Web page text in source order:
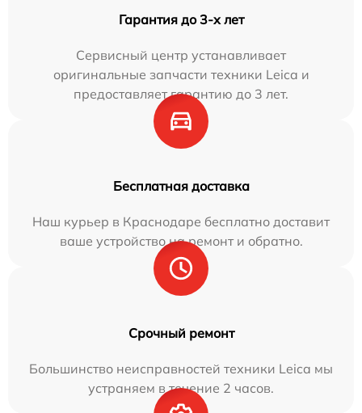
Гарантия до 3-х лет
Сервисный центр устанавливает
оригинальные запчасти техники Leica и
предоставляет гарантию до 3 лет.
Бесплатная доставка
Наш курьер в Краснодаре бесплатно доставит
ваше устройство на ремонт и обратно.
Срочный ремонт
Большинство неисправностей техники Leica мы
устраняем в течение 2 часов.